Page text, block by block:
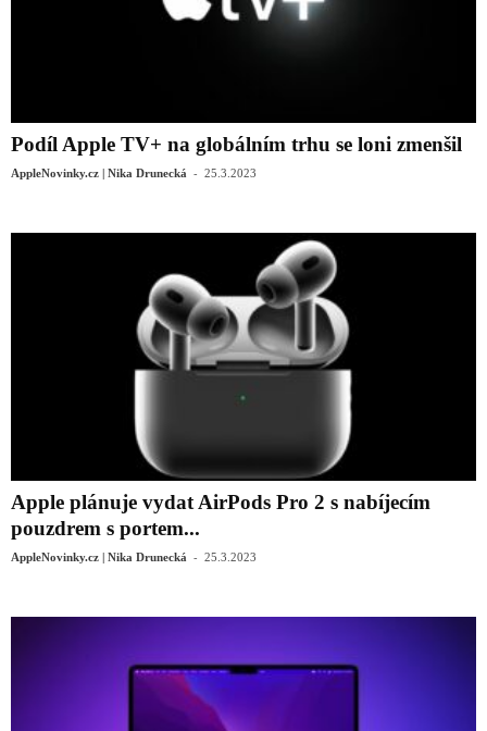
Podíl Apple TV+ na globálním trhu se loni zmenšil
AppleNovinky.cz | Nika Drunecká - 25.3.2023
Apple plánuje vydat AirPods Pro 2 s nabíjecím
pouzdrem s portem...
AppleNovinky.cz | Nika Drunecká - 25.3.2023